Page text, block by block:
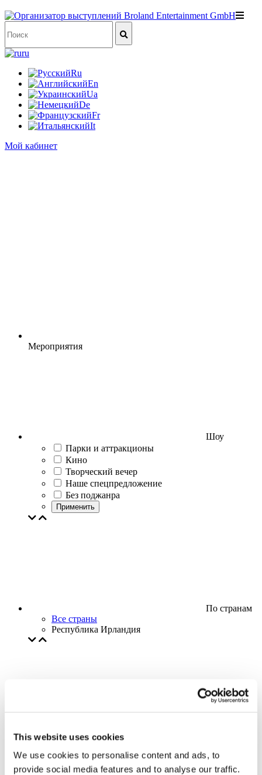
This website uses cookies
We use cookies to personalise content and ads, to
provide social media features and to analyse our traffic.
ru
Ru
En
Ua
De
Fr
It
Мой кабинет
Мероприятия
Шоу
Парки и аттракционы
Кино
Творческий вечер
Наше спецпредложение
Без поджанра
Применить
По странам
Все страны
Республика Ирландия